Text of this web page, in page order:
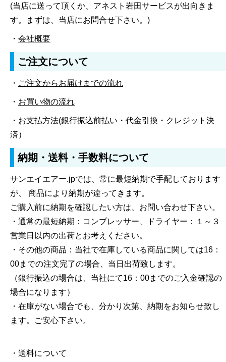
(当店に送って頂くか、アネスト岩田サービスが出向きま
す。まずは、当店にお問合せ下さい。)
・ 会社概要
ご注文について
・ ご注文からお届けまでの流れ
・ お買い物の流れ
・お支払方法(銀行振込前払い・代金引換・クレジット決
済）
納期・送料・手数料について
サンエイエアー.jpでは、常に最短納期で手配しております
が、 商品により納期が違ってきます。
ご購入前に納期を確認したい方は、お問い合わせ下さい。
・通常の最短納期：コンプレッサー、ドライヤー：１～３
営業日以内の出荷とお考えください。
・その他の商品：当社で在庫している商品に関しては16：
00までの注文完了の場合、当日出荷致します。
（銀行振込の場合は、当社にて16：00までのご入金確認の
場合になります）
・在庫がない場合でも、分かり次第、納期をお知らせ致し
ます。ご安心下さい。
・送料について